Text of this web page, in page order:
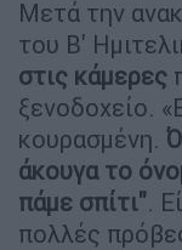
Μετά την
του Β'
στις κάμερες
ξενοδοχείο.
κουρασμένη.
άκουγα το
πάμε σπίτι".
πολλές